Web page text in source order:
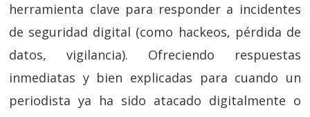
herramienta clave para responder a incidentes
de seguridad digital (como hackeos, pérdida de
datos, vigilancia). Ofreciendo respuestas
inmediatas y bien explicadas para cuando un
periodista ya ha sido atacado digitalmente o